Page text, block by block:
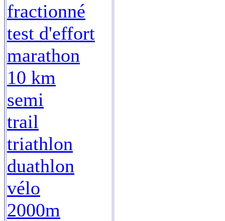
fractionné
test d'effort
marathon
10 km
semi
trail
triathlon
duathlon
vélo
2000m